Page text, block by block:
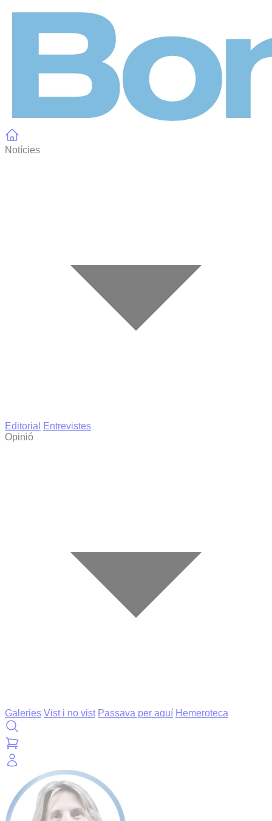
Notícies
Editorial
Entrevistes
Opinió
Galeries Vist i no vist Passava per aquí Hemeroteca